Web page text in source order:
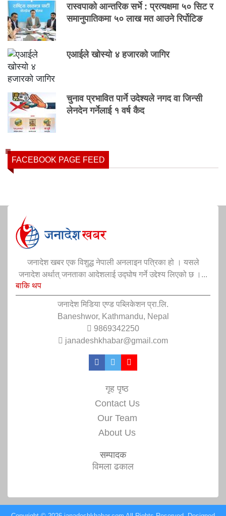
रास्वपाको आन्तरिक सर्भे : प्रत्यक्षमा ५० सिट र
समानुपातिकमा ५० लाख मत आउने रिर्पोटिङ
एआईले खोस्यो ४ हजारको जागिर
चुनाव प्रभावित पार्ने उदेश्यले नगद वा जिन्सी
लेनदेन गर्नेलाई १ वर्ष कैद
FACEBOOK PAGE FEED
जनादेश खबर एक विशुद्ध नेपाली अनलाइन पत्रिका हो । यसले
जनादेश अर्थात् जनताका आदेशलाई उद्घोष गर्ने उद्देश्य लिएको छ ।...
बाकि थप
जनादेश मिडिया एण्ड पब्लिकेशन प्रा.लि.
Baneshwor, Kathmandu, Nepal
9869342250
janadeshkhabar@gmail.com
गृह पृष्ठ
Contact Us
Our Team
About Us
सम्पादक
विमला ढकाल